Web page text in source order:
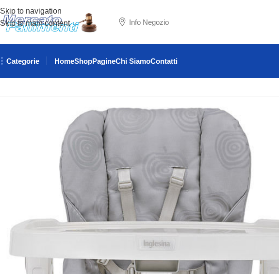
Skip to navigation
Skip to main content
Info Negozio
Categorie HomeShopPagineChi SiamoContatti